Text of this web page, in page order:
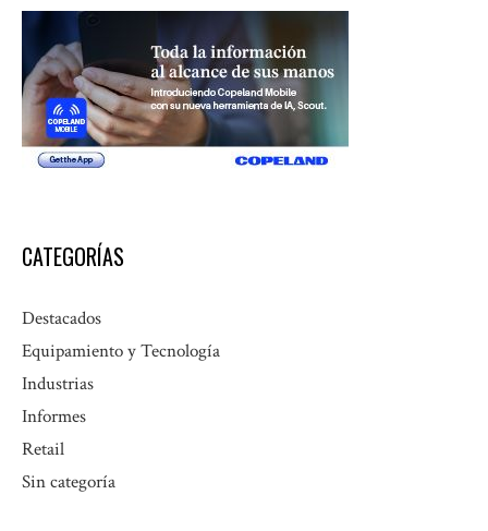
CATEGORÍAS
Destacados
Equipamiento y Tecnología
Industrias
Informes
Retail
Sin categoría